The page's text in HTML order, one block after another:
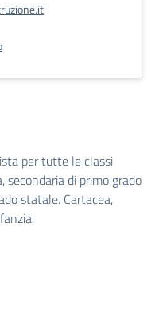
per tutte le classi
secondaria di primo grado
statale. Cartacea,